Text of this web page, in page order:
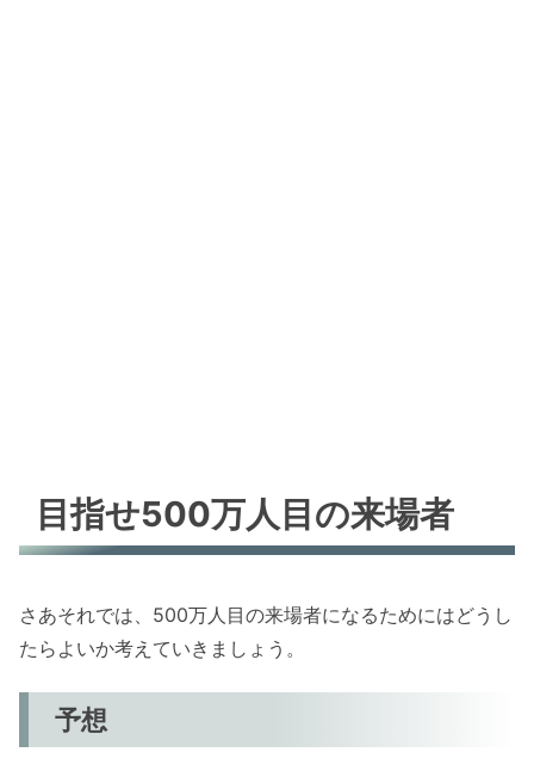
目指せ500万人目の来場者
さあそれでは、500万人目の来場者になるためにはどうし
たらよいか考えていきましょう。
予想